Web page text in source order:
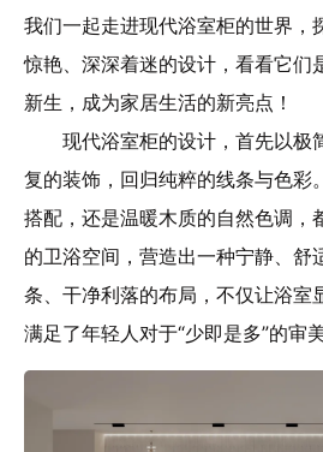
我们一起走进现代浴室柜的世界，
惊艳、深深着迷的设计，看看它们
新生，成为家居生活的新亮点！
现代浴室柜的设计，首先以极
复的装饰，回归纯粹的线条与色彩
搭配，还是温暖木质的自然色调，
的卫浴空间，营造出一种宁静、舒
条、干净利落的布局，不仅让浴室
满足了年轻人对于“少即是多”的审美